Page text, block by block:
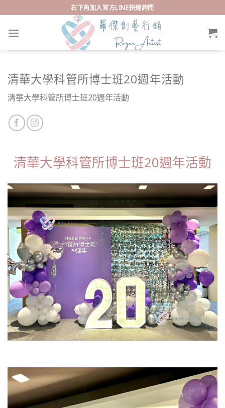
to
content
右下角加入官方LINE快速詢問
清華大學科管所博士班20週年活動
清華大學科管所博士班20週年活動
清華大學科管所博士班20週年活動